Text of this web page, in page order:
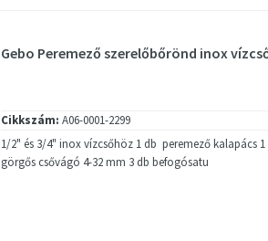
Gebo Peremező szerelőbőrönd inox
Cikkszám: A06-0001-2299
1/2" és 3/4" inox vízcsőhöz 1 db peremező kalapács 1
görgős csővágó 4-32 mm 3 db befogósatu